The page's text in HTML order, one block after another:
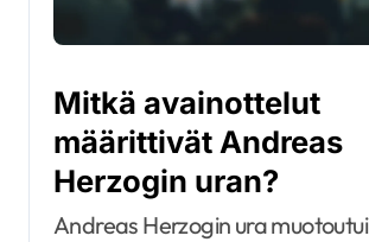
Mitkä avainottelut
määrittivät Andreas
Herzogin uran?
Andreas Herzogin ura muotoutui